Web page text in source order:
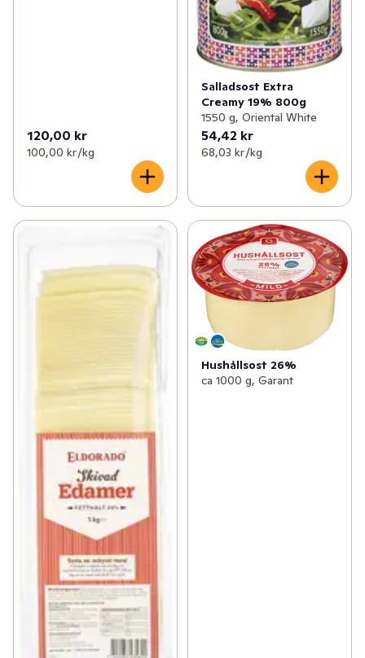
120,00 kr
100,00 kr /kg
Salladsost Extra
Creamy 19% 800g
1550 g, Oriental White
54,42 kr
68,03 kr /kg
Hushållsost 26%
ca 1000 g, Garant